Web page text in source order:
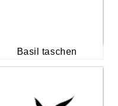
Basil taschen